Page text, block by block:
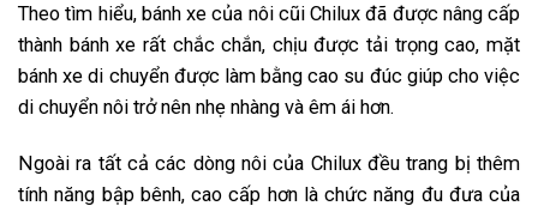
Theo tìm hiểu, bánh xe của nôi cũi Chilux đã được nâng cấp
thành bánh xe rất chắc chắn, chịu được tải trọng cao, mặt
bánh xe di chuyển được làm bằng cao su đúc giúp cho việc
di chuyển nôi trở nên nhẹ nhàng và êm ái hơn.
Ngoài ra tất cả các dòng nôi của Chilux đều trang bị thêm
tính năng bập bênh, cao cấp hơn là chức năng đu đưa của